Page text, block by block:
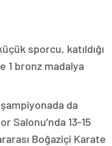
sporcu, katıldığı
1 bronz madalya
da
Salonu’nda 13-15
Boğaziçi Karate